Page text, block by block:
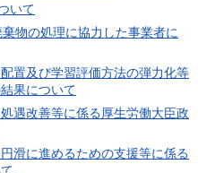
いて
物の処理に協力した事業者に
置及び学習評価方法の弾力化等
果について
遇改善等に係る厚生労働大臣政
滑に進めるための支援等に係る